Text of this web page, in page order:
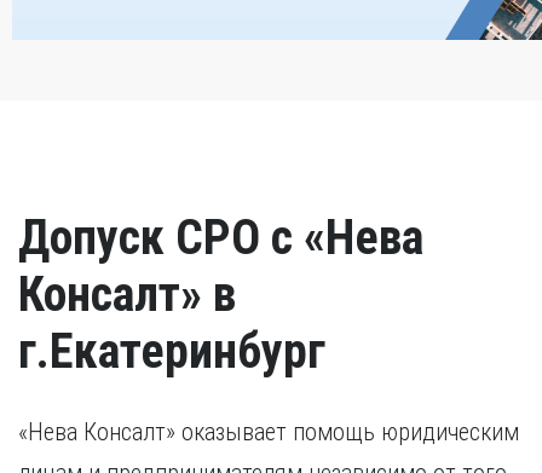
Допуск СРО с «Нева
Консалт» в
г.Екатеринбург
«Нева Консалт» оказывает помощь юридическим